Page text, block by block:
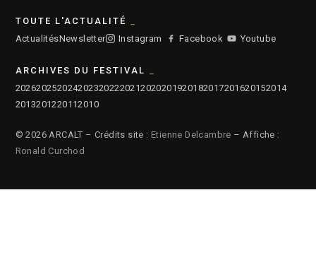
TOUTE L'ACTUALITÉ
ActualitésNewsletter Instagram Facebook Youtube
ARCHIVES DU FESTIVAL
2026202520242023202220212020201920182017201620152014
2013201220112010
© 2026 ARCALT – Crédits site : Etienne Delcambre – Affiche :
Ronald Curchod